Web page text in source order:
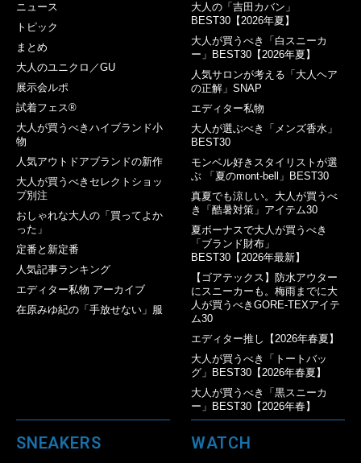
ニュース
トピック
まとめ
大人のユニクロ／GU
展示会ルポ
試着フェス®︎
大人が買うべきハイブランド小
物
人気アウトドアブランドの新作
大人が買うべきセレクトショッ
プ別注
おしゃれな大人の「買ってよか
った」
定番と新定番
人気記事ランキング
エディター私物 アーカイブ
在原みゆ紀の「手放せない」服
大人の「吉田カバン」
BEST30【2026年夏】
大人が買うべき「白スニーカ
ー」BEST30【2026年夏】
人気サロンが考える「大人ヘア
の正解」SNAP
エディター私物
大人が選ぶべき「メンズ香水」
BEST30
モンベル好きスタイリストが選
ぶ 「夏のmont-bell」BEST30
真夏でも涼しい。大人が買うべ
き「酷暑対策」アイテム30
夏ボーナスで大人が買うべき
「ブランド財布」
BEST30【2026年最新】
【ゴアテックス】防水アウター
にスニーカーも。梅雨までに大
人が買うべきGORE-TEXアイテ
ム30
エディター推し【2026年春夏】
大人が買うべき「トートバッ
グ」BEST30【2026年春夏】
大人が買うべき「黒スニーカ
ー」BEST30【2026年春】
SNEAKERS WATCH